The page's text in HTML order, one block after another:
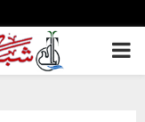
PRIMARY